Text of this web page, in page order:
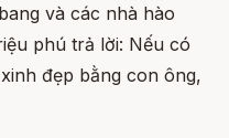
và các nhà hào
phú trả lời: Nếu có
đẹp bằng con ông,